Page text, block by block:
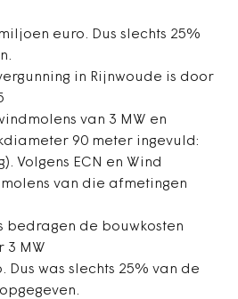
euro. Dus slechts 25%
in Rijnwoude is door
van 3 MW en
90 meter ingevuld:
Volgens ECN en Wind
van die afmetingen
bedragen de bouwkosten
3 MW
was slechts 25% van de